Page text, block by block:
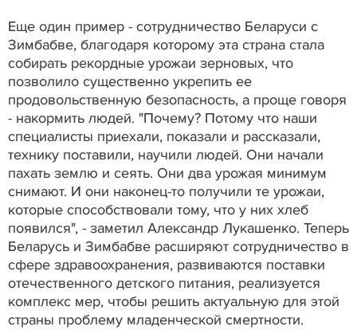
Еще один пример - сотрудничество Беларуси с
Зимбабве, благодаря которому эта страна стала
собирать рекордные урожаи зерновых, что
позволило существенно укрепить ее
продовольственную безопасность, а проще говоря
- накормить людей. "Почему? Потому что наши
специалисты приехали, показали и рассказали,
технику поставили, научили людей. Они начали
пахать землю и сеять. Они два урожая минимум
снимают. И они наконец-то получили те урожаи,
которые способствовали тому, что у них хлеб
появился", - заметил Александр Лукашенко. Теперь
Беларусь и Зимбабве расширяют сотрудничество в
сфере здравоохранения, развиваются поставки
отечественного детского питания, реализуется
комплекс мер, чтобы решить актуальную для этой
страны проблему младенческой смертности.